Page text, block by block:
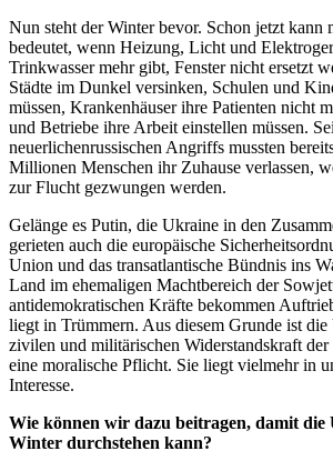
Nun steht der Winter bevor. Schon jetzt kann
bedeutet, wenn Heizung, Licht und
Trinkwasser mehr gibt, Fenster nicht ersetzt
Städte im Dunkel versinken, Schulen und
müssen, Krankenhäuser ihre Patienten nicht
und Betriebe ihre Arbeit einstellen müssen.
neuerlichenrussischen Angriffs mussten
Millionen Menschen ihr Zuhause verlassen,
zur Flucht gezwungen werden.
Gelänge es Putin, die Ukraine in den
gerieten auch die europäische
Union und das transatlantische Bündnis ins
Land im ehemaligen Machtbereich der
antidemokratischen Kräfte bekommen
liegt in Trümmern. Aus diesem Grunde ist die
zivilen und militärischen Widerstandskraft
eine moralische Pflicht. Sie liegt vielmehr in
Interesse.
Wie können wir dazu beitragen, damit die
Winter durchstehen kann?